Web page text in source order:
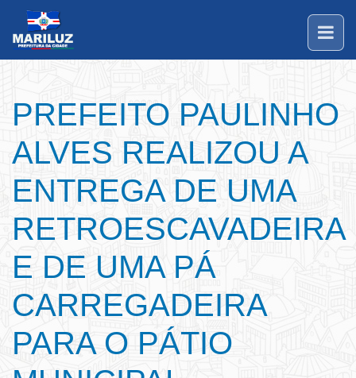
PREFEITO PAULINHO
ALVES REALIZOU A
ENTREGA DE UMA
RETROESCAVADEIRA
E DE UMA PÁ
CARREGADEIRA
PARA O PÁTIO